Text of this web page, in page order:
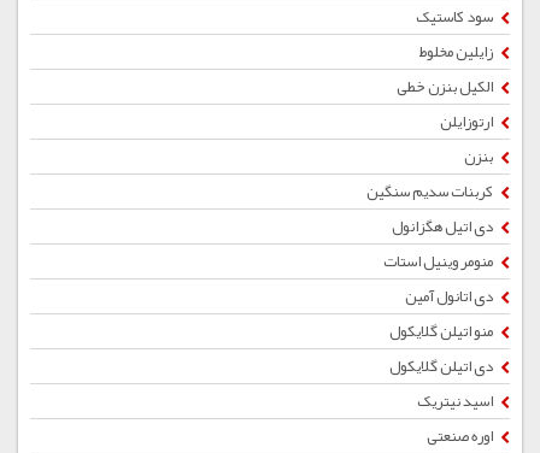
سود کاستیک
زایلین مخلوط
الکیل بنزن خطی
ارتوزایلن
بنزن
کربنات سدیم سنگین
دی اتیل هگزانول
منومر وینیل استات
دی اتانول آمین
منو اتیلن گلایکول
دی اتیلن گلایکول
اسید نیتریک
اوره صنعتی